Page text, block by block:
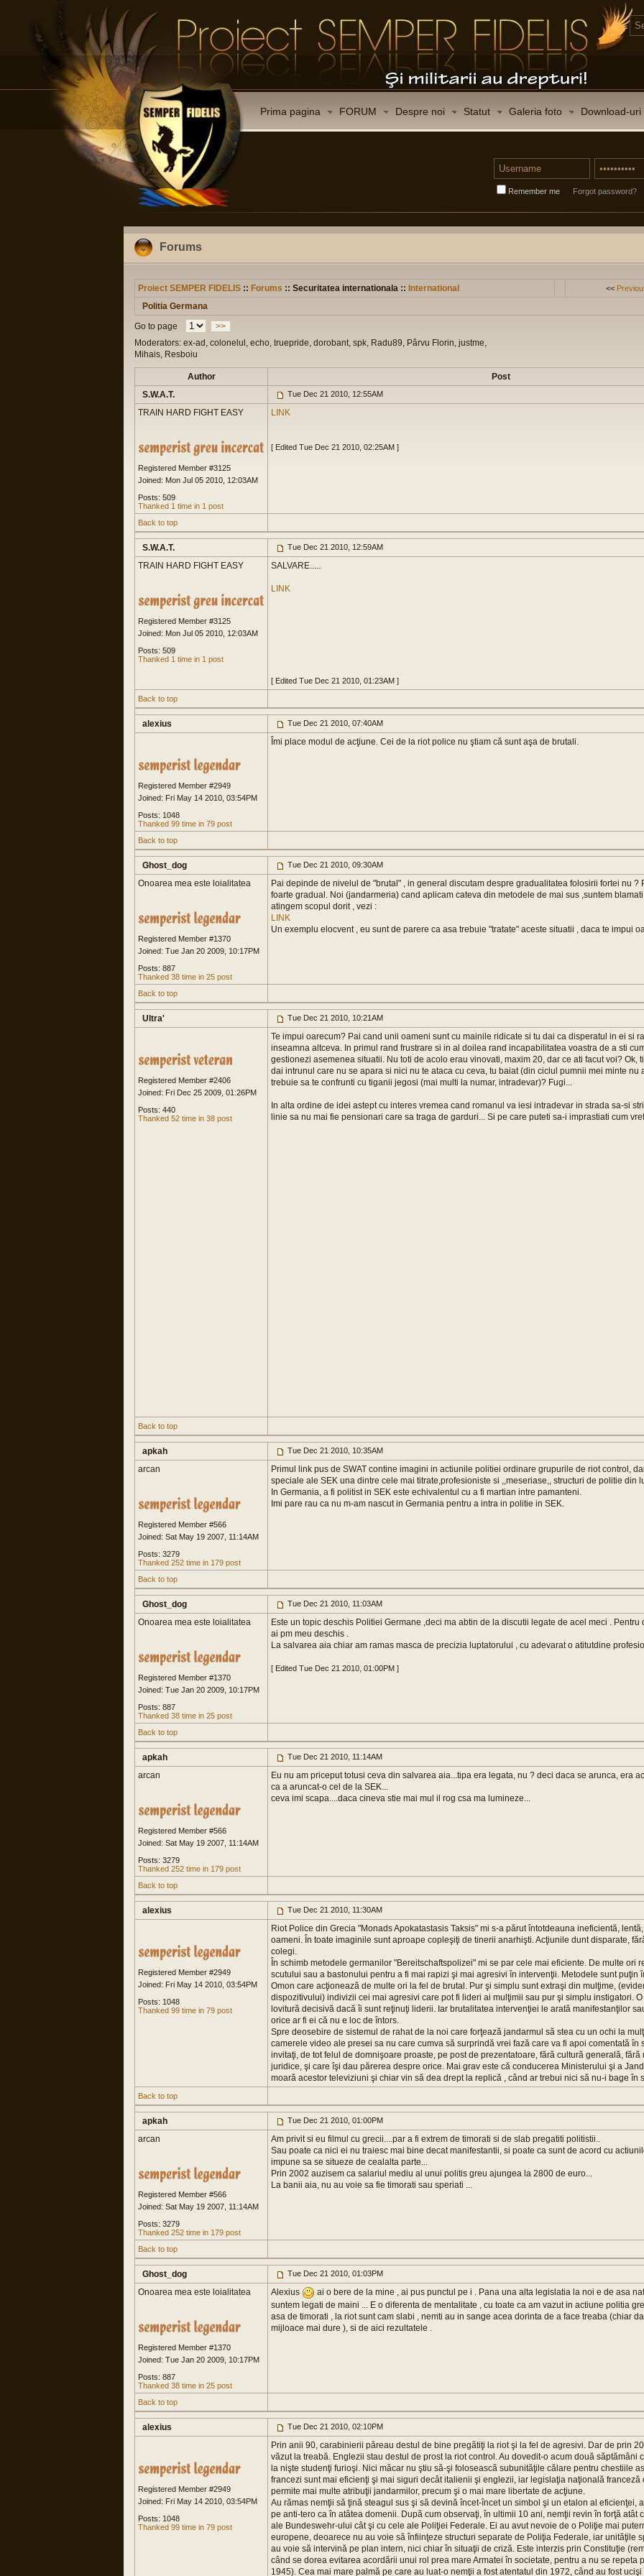
Prima pagina FORUM Despre noi Statut Galeria foto Download-uri
Remember me Forgot password?
Forums
Proiect SEMPER FIDELIS :: Forums :: Securitatea internationala :: International <<
Politia Germana
Go to page
>>
Moderators: ex-ad, colonelul, echo, truepride, dorobant, spk, Radu89, Pârvu Florin, justme,
Mihais, Resboiu
Author
Post
S.W.A.T.
Tue Dec 21 2010, 12:55AM
TRAIN HARD FIGHT EASY
Registered Member #3125
Joined: Mon Jul 05 2010, 12:03AM
Posts: 509
Thanked 1 time in 1 post
LINK
[ Edited Tue Dec 21 2010, 02:25AM ]
Back to top
S.W.A.T. Tue Dec 21 2010, 12:59AM
TRAIN HARD FIGHT EASY
Registered Member #3125
Joined: Mon Jul 05 2010, 12:03AM
Posts: 509
Thanked 1 time in 1 post
SALVARE.....
LINK
[ Edited Tue Dec 21 2010, 01:23AM ]
Back to top
alexius Tue Dec 21 2010, 07:40AM
Registered Member #2949
Joined: Fri May 14 2010, 03:54PM
Posts: 1048
Thanked 99 time in 79 post
Îmi place modul de acţiune. Cei de la riot police nu ştiam că sunt aşa de brutali.
Back to top
Ghost_dog Tue Dec 21 2010, 09:30AM
Onoarea mea este loialitatea
Registered Member #1370
Joined: Tue Jan 20 2009, 10:17PM
Posts: 887
Thanked 38 time in 25 post
Pai depinde de nivelul de "brutal" , in general discutam despre gradualitatea folosirii fortei nu ?
foarte gradual. Noi (jandarmeria) cand aplicam cateva din metodele de mai sus ,suntem
atingem scopul dorit , vezi :
LINK
Un exemplu elocvent , eu sunt de parere ca asa trebuie "tratate" aceste situatii , daca te impui
Back to top
Ultra' Tue Dec 21 2010, 10:21AM
Registered Member #2406
Joined: Fri Dec 25 2009, 01:26PM
Posts: 440
Thanked 52 time in 38 post
Te impui oarecum? Pai cand unii oameni sunt cu mainile ridicate si tu dai ca disperatul in ei si
inseamna altceva. In primul rand frustrare si in al doilea rand incapabilitatea voastra de a sti
gestionezi asemenea situatii. Nu toti de acolo erau vinovati, maxim 20, dar ce ati facut voi? Ok,
dai intrunul care nu se apara si nici nu te ataca cu ceva, tu baiat (din ciclul pumnii mei minte nu
trebuie sa te confrunti cu tiganii jegosi (mai multi la numar, intradevar)? Fugi...
In alta ordine de idei astept cu interes vremea cand romanul va iesi intradevar in strada sa-si
linie sa nu mai fie pensionari care sa traga de garduri... Si pe care puteti sa-i imprastiati cum
Back to top
apkah Tue Dec 21 2010, 10:35AM
arcan
Registered Member #566
Joined: Sat May 19 2007, 11:14AM
Posts: 3279
Thanked 252 time in 179 post
Primul link pus de SWAT contine imagini in actiunile politiei ordinare grupurile de riot control,
speciale ale SEK una dintre cele mai titrate,profesioniste si ,,meseriase,, structuri de politie din
In Germania, a fi politist in SEK este echivalentul cu a fi martian intre pamanteni.
Imi pare rau ca nu m-am nascut in Germania pentru a intra in politie in SEK.
Back to top
Ghost_dog Tue Dec 21 2010, 11:03AM
Onoarea mea este loialitatea
Registered Member #1370
Joined: Tue Jan 20 2009, 10:17PM
Posts: 887
Thanked 38 time in 25 post
Este un topic deschis Politiei Germane ,deci ma abtin de la discutii legate de acel meci . Pentru
ai pm meu deschis .
La salvarea aia chiar am ramas masca de precizia luptatorului , cu adevarat o atitutdine
[ Edited Tue Dec 21 2010, 01:00PM ]
Back to top
apkah Tue Dec 21 2010, 11:14AM
arcan
Registered Member #566
Joined: Sat May 19 2007, 11:14AM
Posts: 3279
Thanked 252 time in 179 post
Eu nu am priceput totusi ceva din salvarea aia...tipa era legata, nu ? deci daca se arunca, era
ca a aruncat-o cel de la SEK...
ceva imi scapa....daca cineva stie mai mul il rog csa ma lumineze...
Back to top
alexius Tue Dec 21 2010, 11:30AM
Registered Member #2949
Joined: Fri May 14 2010, 03:54PM
Posts: 1048
Thanked 99 time in 79 post
Riot Police din Grecia "Monads Apokatastasis Taksis" mi s-a părut întotdeauna ineficientă,
oameni. În toate imaginile sunt aproape copleşiţi de tinerii anarhişti. Acţiunile dunt disparate,
colegi.
În schimb metodele germanilor "Bereitschaftspolizei" mi se par cele mai eficiente. De multe ori
scutului sau a bastonului pentru a fi mai rapizi şi mai agresivi în intervenţii. Metodele sunt puţin
Omon care acţionează de multe ori la fel de brutal. Pur şi simplu sunt extraşi din mulţime,
dispozitivului) indivizii cei mai agresivi care pot fi lideri ai mulţimii sau pur şi simplu instigatori.
lovitură decisivă dacă îi sunt reţinuţi liderii. Iar brutalitatea intervenţiei le arată manifestanţilor
orice ar fi ei că nu e loc de întors.
Spre deosebire de sistemul de rahat de la noi care forţează jandarmul să stea cu un ochi la
camerele video ale presei sa nu care cumva să surprindă vrei fază care va fi apoi comentată în
invitaţi, de tot felul de domnişoare proaste, pe post de prezentatoare, fără cultură generală, fără
juridice, şi care îşi dau părerea despre orice. Mai grav este că conducerea Ministerului şi a
moară acestor televiziuni şi chiar vin să dea drept la replică , când ar trebui nici să nu-i bage în
Back to top
apkah Tue Dec 21 2010, 01:00PM
arcan
Registered Member #566
Joined: Sat May 19 2007, 11:14AM
Posts: 3279
Thanked 252 time in 179 post
Am privit si eu filmul cu grecii....par a fi extrem de timorati si de slab pregatiti politistii..
Sau poate ca nici ei nu traiesc mai bine decat manifestantii, si poate ca sunt de acord cu
impune sa se situeze de cealalta parte...
Prin 2002 auzisem ca salariul mediu al unui politis greu ajungea la 2800 de euro...
La banii aia, nu au voie sa fie timorati sau speriati ...
Back to top
Ghost_dog Tue Dec 21 2010, 01:03PM
Onoarea mea este loialitatea
Registered Member #1370
Joined: Tue Jan 20 2009, 10:17PM
Posts: 887
Thanked 38 time in 25 post
Alexius
ai o bere de la mine , ai pus punctul pe i . Pana una alta legislatia la noi e de asa
suntem legati de maini ... E o diferenta de mentalitate , cu toate ca am vazut in actiune politia
asa de timorati , la riot sunt cam slabi , nemti au in sange acea dorinta de a face treaba (chiar
mijloace mai dure ), si de aici rezultatele .
Back to top
alexius Tue Dec 21 2010, 02:10PM
Registered Member #2949
Joined: Fri May 14 2010, 03:54PM
Posts: 1048
Thanked 99 time in 79 post
Prin anii 90, carabinierii păreau destul de bine pregătiţi la riot şi la fel de agresivi. Dar de prin
văzut la treabă. Englezii stau destul de prost la riot control. Au dovedit-o acum două săptămâni
la nişte studenţi furioşi. Nici măcar nu ştiu să-şi folosească subunităţile călare pentru chestiile
francezi sunt mai eficienţi şi mai siguri decât italienii şi englezii, iar legislaţia naţională franceză
permite mai multe atribuţii jandarmilor, precum şi o mai mare libertate de acţiune.
Au rămas nemţii să ţină steagul sus şi să devină încet-încet un simbol şi un etalon al eficienţei,
pe anti-tero ca în atâtea domenii. După cum observaţi, în ultimii 10 ani, nemţii revin în forţă atât
ale Bundeswehr-ului cât şi cu cele ale Poliţiei Federale. Ei au avut nevoie de o Poliţie mai
europene, deoarece nu au voie să înfiinţeze structuri separate de Poliţia Federale, iar unităţile
au voie să intervină pe plan intern, nici chiar în situaţii de criză. Este interzis prin Constituţie
când se dorea evitarea acordării unui rol prea mare Armatei în societate, pentru a nu se repeta
1945). Cea mai mare palmă pe care au luat-o nemţii a fost atentatul din 1972, când au fost